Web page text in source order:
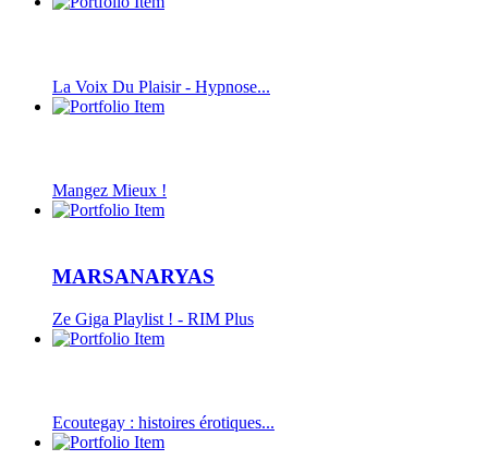
La Voix Du Plaisir - Hypnose...
Mangez Mieux !
MARSANARYAS
Ze Giga Playlist ! - RIM Plus
Ecoutegay : histoires érotiques...